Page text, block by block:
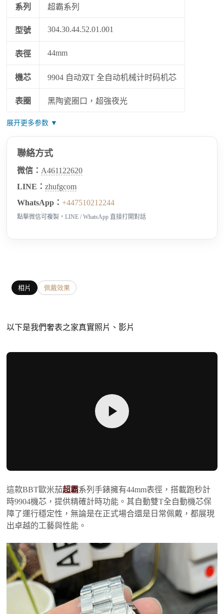
系列 超霸系列
型號 304.30.44.52.01.001
表徑 44mm
機芯 9904 自动双T 全自动机械计时码机芯
表圈 黑陶瓷圈口，超強夜光
展开更多参数 ▼
聯絡方式
微信： A461122620
LINE：zhufgcom
WhatsApp：+447510212244
點擊微信可複製，LINE / WhatsApp 直接打開對話
相片 佩戴效果
以下是我們奢表之家真實照片、影片
這款BBT歐米茄超霸系列手錶擁有44mm表徑，搭載跑秒計
時9904機芯，提供精確計時功能。其自動雙T全自動機芯保
障了運行穩定性，無論是在正式場合還是日常佩戴，都展現
出卓越的工藝與性能。